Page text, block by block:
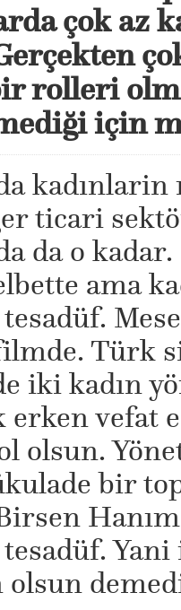
çok az
rolleri
için
ticari
da o
ama
Türk
iki kadın
vefat
olsun.
bir
olsun